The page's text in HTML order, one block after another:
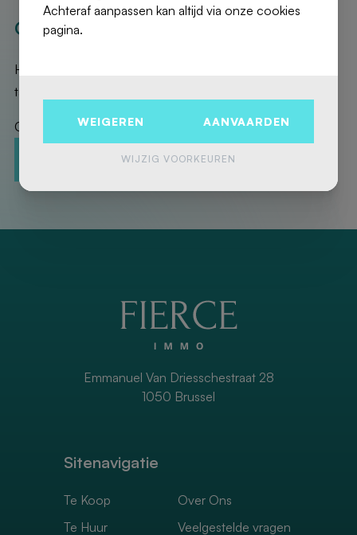
OUR REALISATIONS
Here are the exceptional properties that Fierce Immo has
taken care of for you!
Contact us to promote your property!
ESTIMATION
Sitenavigatie
Te Koop
Te Huur
Over Ons
Veelgestelde vragen
Emmanuel Van Driesschestraat 28
1050 Brussel
Achteraf aanpassen kan altijd via onze cookies
pagina.
WEIGEREN AANVAARDEN
WIJZIG VOORKEUREN